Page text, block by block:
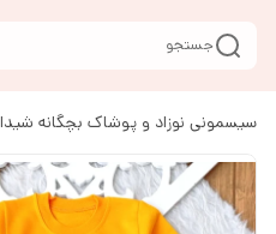
جستجو
سیسمونی نوزاد و پوشاک بچگانه شیدا